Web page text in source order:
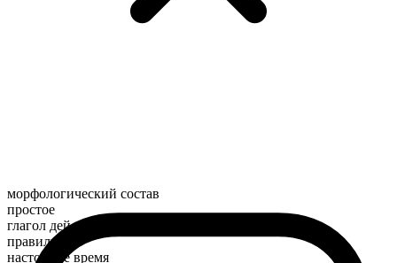
морфологический состав
простое
глагол действия
правильный
настоящее время